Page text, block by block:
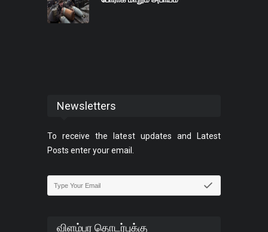
Newsletters
To receive the latest updates and Latest
Posts enter your email.
விளம்பர தொடர்புக்கு